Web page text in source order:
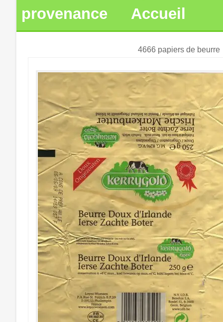
provenance
Accueil
4666 papiers de beurre